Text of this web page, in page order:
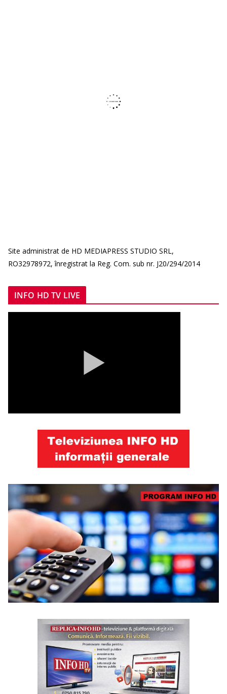
Site administrat de HD MEDIAPRESS STUDIO SRL,
RO32978972, înregistrat la Reg. Com. sub nr. J20/294/2014
INFO HD TV LIVE